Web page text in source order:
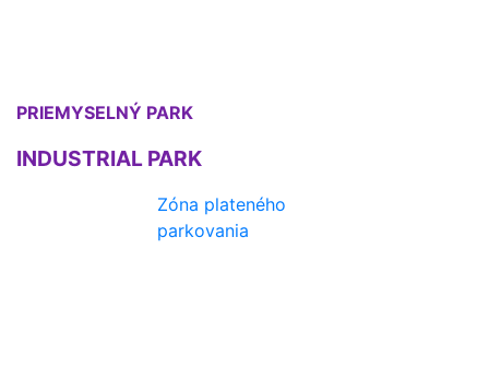
PRIEMYSELNÝ PARK
INDUSTRIAL PARK
Zóna plateného
parkovania